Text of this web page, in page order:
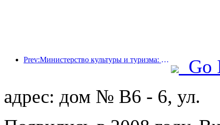
Prev:Министерство культуры и туризма: запуск 22 тематических мероприятий в рамках 7 основных направлений.
Go
адрес: дом № B6 - 6, ул.